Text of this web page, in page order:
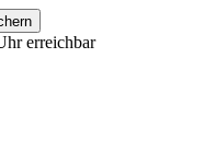
erreichbar